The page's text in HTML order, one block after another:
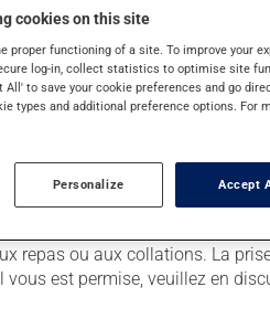
que votre pharmacien vous
s'il a été utilisé durant
y pensez. S'il est presque
repas ou aux collations. La
est permise, veuillez en
cookies on this site
proper functioning of a site. To improve your
log-in, collect statistics to optimise site
All' to save your cookie preferences and go
types and additional preference options. For
Personalize Accept